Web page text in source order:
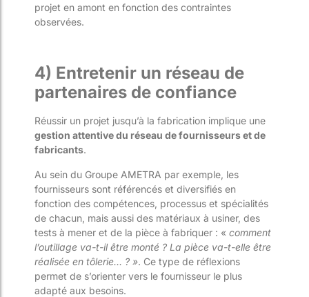
projet en amont en fonction des contraintes
observées.
4) Entretenir un réseau de
partenaires de confiance
Réussir un projet jusqu’à la fabrication implique une
gestion attentive du réseau de fournisseurs et de
fabricants.
Au sein du Groupe AMETRA par exemple, les
fournisseurs sont référencés et diversifiés en
fonction des compétences, processus et spécialités
de chacun, mais aussi des matériaux à usiner, des
tests à mener et de la pièce à fabriquer : « comment
l’outillage va-t-il être monté ? La pièce va-t-elle être
réalisée en tôlerie… ? ». Ce type de réflexions
permet de s’orienter vers le fournisseur le plus
adapté aux besoins.